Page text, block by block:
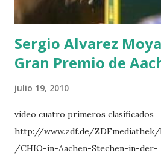
DI CAMPALTO -SHARBATLY
del Gran Premio en su vuelta de
Sergio Alvarez
Gran Premio de
julio 19, 2010
vídeo cuatro primeros clasificados
http://www.zdf.de/
/CHIO-in-Aachen-Stechen-in-der-